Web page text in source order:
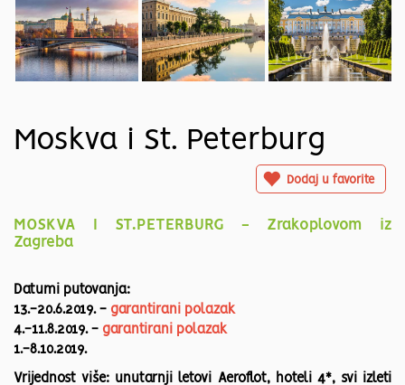
Moskva i St. Peterburg
Dodaj u favorite
MOSKVA I ST.PETERBURG - Zrakoplovom iz
Zagreba
Datumi putovanja:
13.-20.6.2019. - garantirani polazak
4.-11.8.2019. - garantirani polazak
1.-8.10.2019.
Vrijednost više: unutarnji letovi Aeroflot, hoteli 4*, svi izleti